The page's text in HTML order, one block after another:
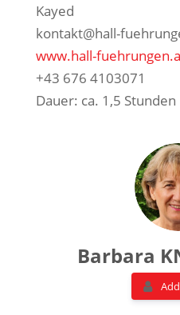
Kayed
kontakt@hall-
www.hall-
+43 676 4103071
Dauer: ca. 1,5 Stunden
Barbara